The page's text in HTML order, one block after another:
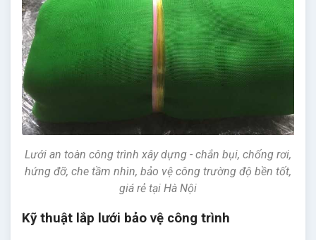
Lưới an toàn công trình xây dựng - chắn bụi, chống rơi,
hứng đỡ, che tầm nhìn, bảo vệ công trường độ bền tốt,
giá rẻ tại Hà Nội
Kỹ thuật lắp lưới bảo vệ công trình